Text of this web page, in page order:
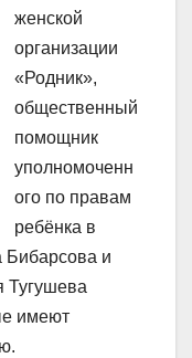
женской
организации
«Родник»,
общественный
помощник
уполномоченн
ого по правам
ребёнка в
Бибарсова и
Тугушева
имеют